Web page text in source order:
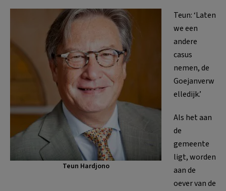
Teun Hardjono
Teun: ‘Laten
we een
andere
casus
nemen, de
Goejanverw
elledijk.’
Als het aan
de
gemeente
ligt, worden
aan de
oever van de